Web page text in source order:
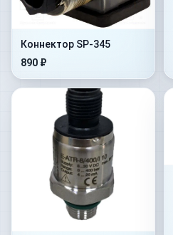
Коннектор SP-345
890 ₽